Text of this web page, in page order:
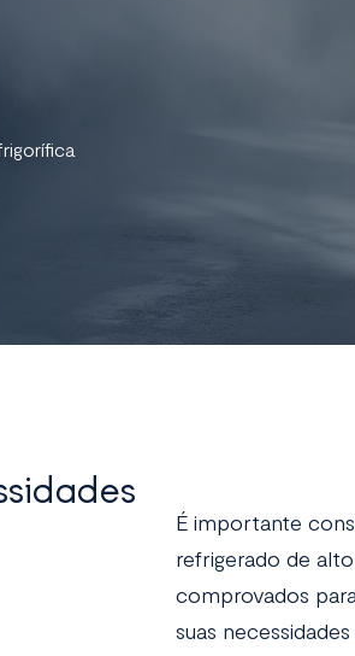
É importante
refrigerado de
comprovados
suas